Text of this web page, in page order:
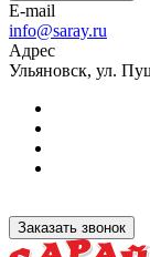
E-mail
info@saray.ru
Адрес
Ульяновск, ул.
Заказать звонок